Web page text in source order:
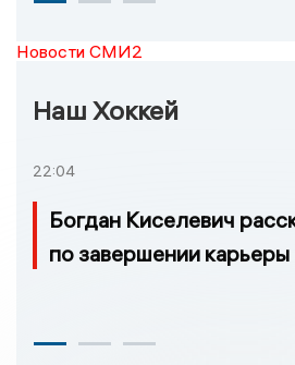
Новости СМИ2
Наш Хоккей
22:04
Богдан Киселевич
по завершении карьеры